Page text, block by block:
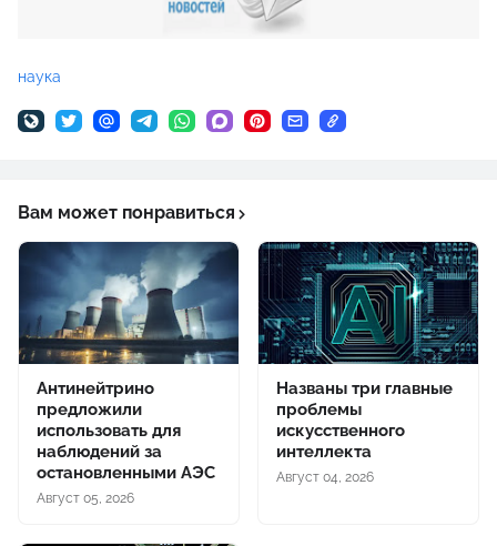
наука
Вам может понравиться
Антинейтрино
предложили
использовать для
наблюдений за
остановленными АЭС
Август 05, 2026
Названы три главные
проблемы
искусственного
интеллекта
Август 04, 2026